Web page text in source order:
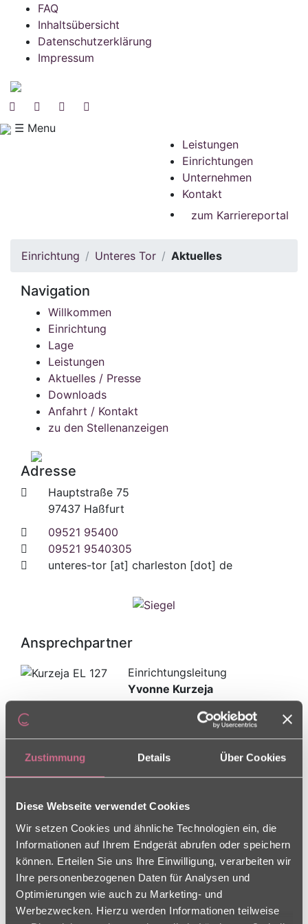
Zustimmung Details Über Cookies
Diese Webseite verwendet Cookies
Wir setzen Cookies und ähnliche Technologien ein, die
Informationen auf Ihrem Endgerät abrufen oder speichern
können. Erteilen Sie uns Ihre Einwilligung, verarbeiten wir
Ihre personenbezogenen Daten für Analysen und
Optimierungen wie auch zu Marketing- und
Werbezwecken. Hierzu werden Informationen teilweise
FAQ
Inhaltsübersicht
Datenschutzerklärung
Impressum
☰ Menu
Leistungen
Einrichtungen
Unternehmen
Kontakt
zum Karriereportal
Einrichtung Unteres Tor Aktuelles
Navigation
Willkommen
Einrichtung
Lage
Leistungen
Aktuelles / Presse
Downloads
Anfahrt / Kontakt
zu den Stellenanzeigen
Adresse
Hauptstraße 75
97437 Haßfurt
09521 95400
09521 9540305
unteres-tor [at] charleston [dot] de
Ansprechpartner
Einrichtungsleitung
Yvonne Kurzeja
Pflegedienstleitung
5- jähriges
Dienstjubiläum
21.11.2025
5-jährige